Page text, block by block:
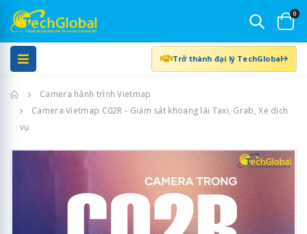
0
Trở thành đại lý TechGlobal
Trang chủCamera hành trình Vietmap
Camera Vietmap C02R - Giám sát khoang lái Taxi, Grab, Xe dịch
vụ